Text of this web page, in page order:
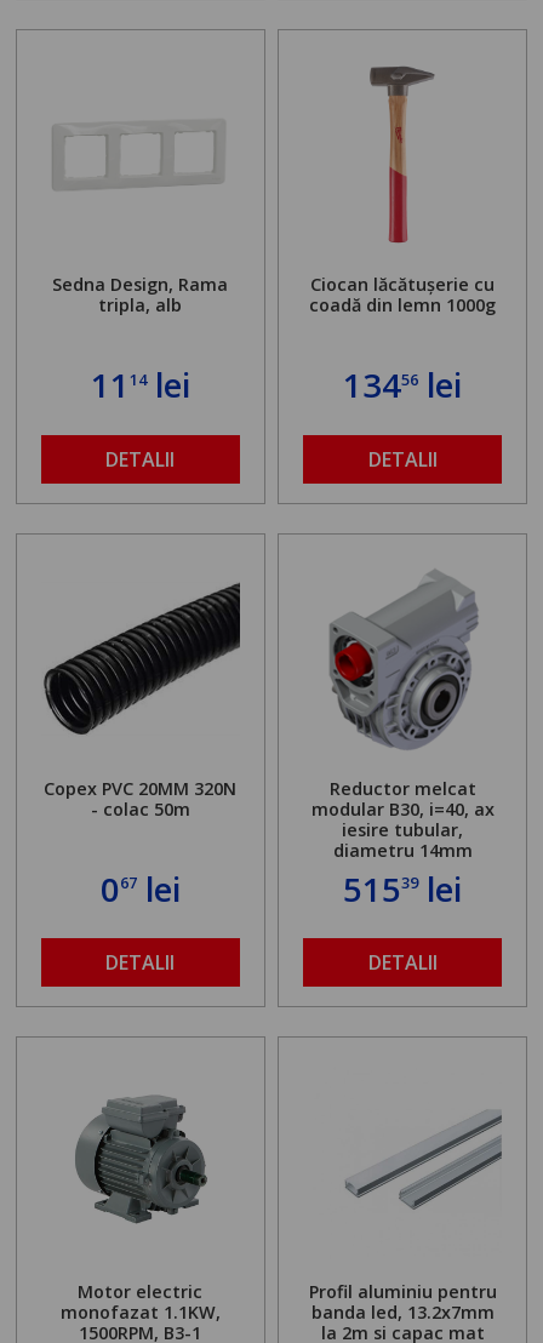
Sedna Design, Rama
tripla, alb
11 14lei
DETALII
Ciocan lăcătușerie cu
coadă din lemn 1000g
13456 lei
DETALII
Copex PVC 20MM 320N
- colac 50m
067lei
DETALII
Reductor melcat
modular B30, i=40, ax
iesire tubular,
diametru 14mm
51539lei
DETALII
Motor electric
monofazat 1.1KW,
1500RPM, B3-1
Profil aluminiu pentru
banda led, 13.2x7mm
la 2m si capac mat